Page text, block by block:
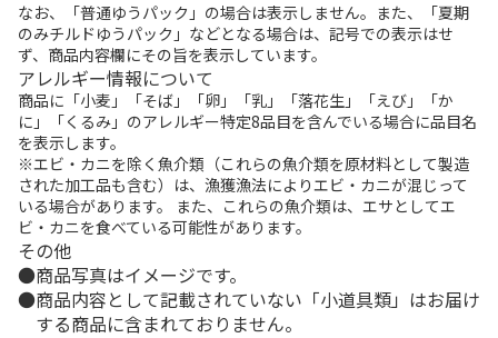
なお、「普通ゆうパック」の場合は表示しません。また、「夏期
のみチルドゆうパック」などとなる場合は、記号での表示はせ
ず、商品内容欄にその旨を表示しています。
アレルギー情報について
商品に「小麦」「そば」「卵」「乳」「落花生」「えび」「か
に」「くるみ」のアレルギー特定8品目を含んでいる場合に品目名
を表示します。
※エビ・カニを除く魚介類（これらの魚介類を原材料として製造
された加工品も含む）は、漁獲漁法によりエビ・カニが混じって
いる場合があります。 また、これらの魚介類は、エサとしてエ
ビ・カニを食べている可能性があります。
その他
商品写真はイメージです。
商品内容として記載されていない「小道具類」はお届け
する商品に含まれておりません。